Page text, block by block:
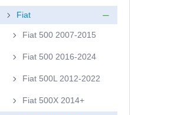
Fiat
Fiat 500 2007-2015
Fiat 500 2016-2024
Fiat 500L 2012-2022
Fiat 500X 2014+